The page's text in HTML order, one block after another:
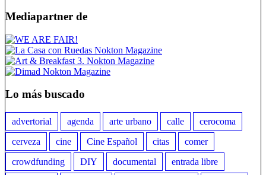
Mediapartner de
Lo más buscado
advertorial agenda arte urbano calle
cerocoma
cerveza
cine Cine Español citas
comer
crowdfunding
DIY documental
entrada libre